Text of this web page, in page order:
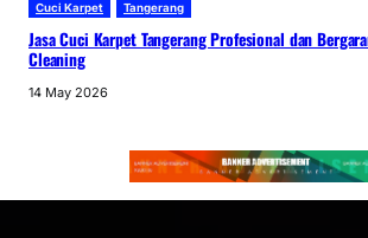
Cuci Karpet Tangerang
Jasa Cuci Karpet Tangerang Profesional dan
Cleaning
14 May 2026